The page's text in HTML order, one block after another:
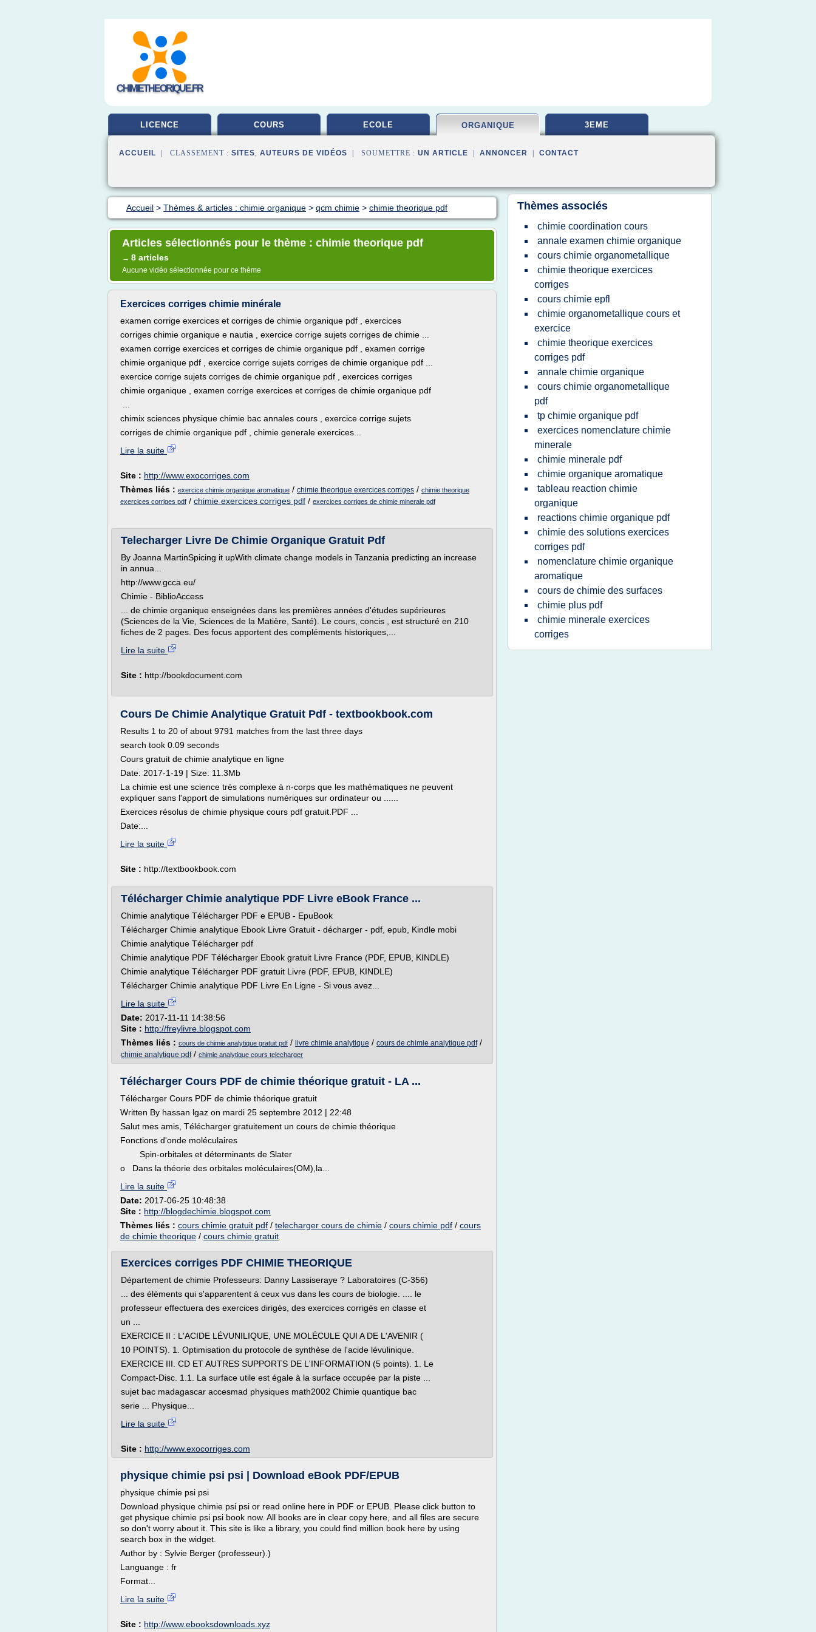
CHIMIETHEORIQUE.FR
LICENCE COURS ECOLE ORGANIQUE 3EME
ACCUEIL | CLASSEMENT : SITES, AUTEURS DE VIDÉOS | SOUMETTRE : UN ARTICLE ANNONCER CONTACT
Accueil > Thèmes & articles : chimie organique > qcm chimie > chimie theorique pdf
Articles sélectionnés pour le thème : chimie theorique pdf
→ 8 articles
Aucune vidéo sélectionnée pour ce thème
Exercices corriges chimie minérale
examen corrige exercices et corriges de chimie organique pdf , exercices
corriges chimie organique e nautia , exercice corrige sujets corriges de chimie ...
examen corrige exercices et corriges de chimie organique pdf , examen corrige
chimie organique pdf , exercice corrige sujets corriges de chimie organique pdf ...
exercice corrige sujets corriges de chimie organique pdf , exercices corriges
chimie organique , examen corrige exercices et corriges de chimie organique pdf
chimix sciences physique chimie bac annales cours , exercice corrige sujets
corriges de chimie organique pdf , chimie generale exercices...
Lire la suite
Site : http://www.exocorriges.com
Thèmes liés : exercice chimie organique aromatique / chimie theorique exercices corriges / chimie theorique
exercices corriges pdf / chimie exercices corriges pdf / exercices corriges de chimie minerale pdf
Telecharger Livre De Chimie Organique Gratuit Pdf
By Joanna MartinSpicing it upWith climate change models in Tanzania predicting an increase
in annua...
http://www.gcca.eu/
Chimie - BiblioAccess
... de chimie organique enseignées dans les premières années d'études supérieures
(Sciences de la Vie, Sciences de la Matière, Santé). Le cours, concis , est structuré en 210
fiches de 2 pages. Des focus apportent des compléments historiques,...
Lire la suite
Site : http://bookdocument.com
Cours De Chimie Analytique Gratuit Pdf - textbookbook.com
Results 1 to 20 of about 9791 matches from the last three days
search took 0.09 seconds
Cours gratuit de chimie analytique en ligne
Date: 2017-1-19 | Size: 11.3Mb
La chimie est une science très complexe à n-corps que les mathématiques ne peuvent
expliquer sans l'apport de simulations numériques sur ordinateur ou ......
Exercices résolus de chimie physique cours pdf gratuit.PDF ...
Date:...
Lire la suite
Site : http://textbookbook.com
Télécharger Chimie analytique PDF Livre eBook France ...
Chimie analytique Télécharger PDF e EPUB - EpuBook
Télécharger Chimie analytique Ebook Livre Gratuit - décharger - pdf, epub, Kindle mobi
Chimie analytique Télécharger pdf
Chimie analytique PDF Télécharger Ebook gratuit Livre France (PDF, EPUB, KINDLE)
Chimie analytique Télécharger PDF gratuit Livre (PDF, EPUB, KINDLE)
Télécharger Chimie analytique PDF Livre En Ligne - Si vous avez...
Lire la suite
Date: 2017-11-11 14:38:56
Site : http://freylivre.blogspot.com
Thèmes liés : cours de chimie analytique gratuit pdf / livre chimie analytique / cours de chimie analytique pdf/
chimie analytique pdf/ chimie analytique cours telecharger
Télécharger Cours PDF de chimie théorique gratuit - LA ...
Télécharger Cours PDF de chimie théorique gratuit
Written By hassan lgaz on mardi 25 septembre 2012 | 22:48
Salut mes amis, Télécharger gratuitement un cours de chimie théorique
Fonctions d'onde moléculaires
Spin-orbitales et déterminants de Slater
o Dans la théorie des orbitales moléculaires(OM),la...
Lire la suite
Date: 2017-06-25 10:48:38
Site : http://blogdechimie.blogspot.com
Thèmes liés : cours chimie gratuit pdf / telecharger cours de chimie / cours chimie pdf / cours
de chimie theorique / cours chimie gratuit
Exercices corriges PDF CHIMIE THEORIQUE
Département de chimie Professeurs: Danny Lassiseraye ? Laboratoires (C-356)
... des éléments qui s'apparentent à ceux vus dans les cours de biologie. .... le
professeur effectuera des exercices dirigés, des exercices corrigés en classe et
un ...
EXERCICE II : L'ACIDE LÉVUNILIQUE, UNE MOLÉCULE QUI A DE L'AVENIR (
10 POINTS). 1. Optimisation du protocole de synthèse de l'acide lévulinique.
EXERCICE III. CD ET AUTRES SUPPORTS DE L'INFORMATION (5 points). 1. Le
Compact-Disc. 1.1. La surface utile est égale à la surface occupée par la piste ...
sujet bac madagascar accesmad physiques math2002 Chimie quantique bac
serie ... Physique...
Lire la suite
Site : http://www.exocorriges.com
physique chimie psi psi | Download eBook PDF/EPUB
physique chimie psi psi
Download physique chimie psi psi or read online here in PDF or EPUB. Please click button to
get physique chimie psi psi book now. All books are in clear copy here, and all files are secure
so don't worry about it. This site is like a library, you could find million book here by using
search box in the widget.
Author by : Sylvie Berger (professeur).)
Languange : fr
Format...
Lire la suite
Site : http://www.ebooksdownloads.xyz
Thèmes associés
chimie coordination cours
annale examen chimie organique
cours chimie organometallique
chimie theorique exercices
corriges
cours chimie epfl
chimie organometallique cours et
exercice
chimie theorique exercices
corriges pdf
annale chimie organique
cours chimie organometallique
pdf
tp chimie organique pdf
exercices nomenclature chimie
minerale
chimie minerale pdf
chimie organique aromatique
tableau reaction chimie
organique
reactions chimie organique pdf
chimie des solutions exercices
corriges pdf
nomenclature chimie organique
aromatique
cours de chimie des surfaces
chimie plus pdf
chimie minerale exercices
corriges